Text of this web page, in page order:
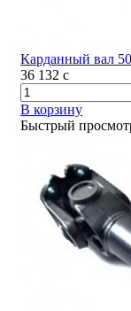
Карданный вал
36 132 c
В корзину
Быстрый